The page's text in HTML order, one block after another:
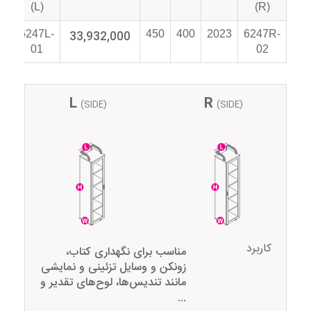
(R)
(L)
6247R-
02
2023
400
450
33,932,000
6247L-
01
L (SIDE) R (SIDE)
کاربرد
مناسب برای نگهداری کتاب،
زونکن و وسایل تزئینی و نمایشی
مانند تندیس‌ها، لوح‌های تقدیر و
...